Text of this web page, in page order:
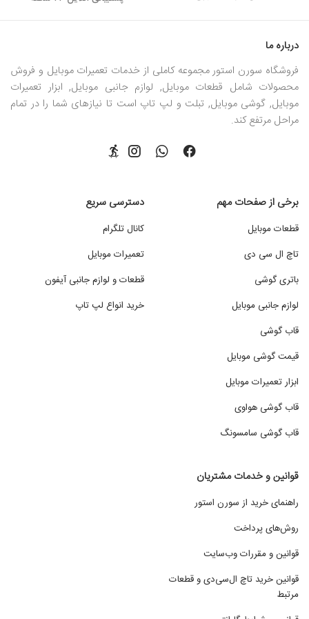
درباره ما
فروشگاه سورن استور مجموعه کاملی از خدمات تعمیرات موبایل و فروش
محصولات شامل قطعات موبایل, لوازم جانبی موبایل, ابزار تعمیرات
موبایل, گوشی موبایل, تبلت و لپ تاپ است تا نیازهای شما را در تمام
مراحل مرتفع کند.
برخی از صفحات مهم
قطعات موبایل
تاچ ال سی دی
باتری گوشی
لوازم جانبی موبایل
قاب گوشی
قیمت گوشی موبایل
ابزار تعمیرات موبایل
قاب گوشی هواوی
قاب گوشی سامسونگ
دسترسی سریع
کانال تلگرام
تعمیرات موبایل
قطعات و لوازم جانبی آیفون
خرید انواع لپ تاپ
قوانین و خدمات مشتریان
راهنمای خرید از سورن استور
روش‌های پرداخت
قوانین و مقررات وب‌سایت
قوانین خرید تاچ ال‌سی‌دی و قطعات
مرتبط